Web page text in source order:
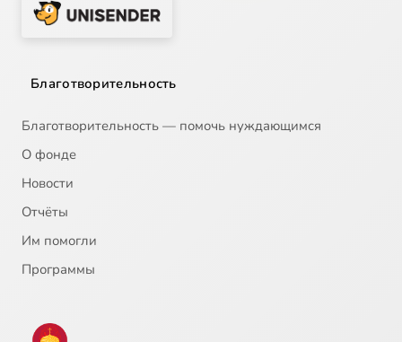
Благотворительность
Благотворительность — помочь нуждающимся
О фонде
Новости
Отчёты
Им помогли
Программы